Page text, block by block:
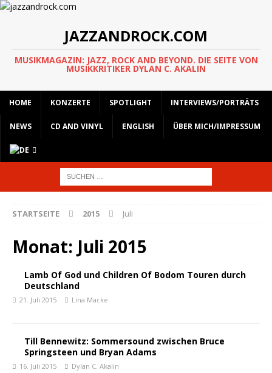
JAZZANDROCK.COM
MUSIKMAGAZIN: JAZZ, ROCK AND BEYOND. DIE SEITE VON
MUSIKKRITIKER DYLAN C. AKALIN
HOME KONZERTE SPOTLIGHT INTERVIEWS/PORTRÄTS
NEWS CD AND VINYL ENGLISH ÜBER MICH/IMPRESSUM
STARTSEITE 2015 Juli
Monat: Juli 2015
Lamb Of God und Children Of Bodom Touren durch
Deutschland
21. Juli 2015 Lina Macke
Till Bennewitz: Sommersound zwischen Bruce
Springsteen und Bryan Adams
16. Juli 2015 Dylan C. Akalin